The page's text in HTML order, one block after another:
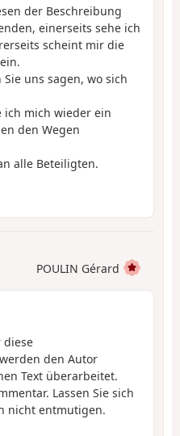
der Beschreibung
einerseits sehe ich
scheint mir die
uns sagen, wo sich
ich mich wieder ein
den Wegen
alle Beteiligten.
POULIN Gérard
diese
den Autor
Text überarbeitet.
Lassen Sie sich
nicht entmutigen.